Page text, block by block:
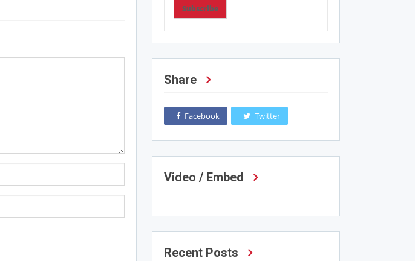
Subscribe
Share
Facebook Twitter
Video / Embed
Recent Posts